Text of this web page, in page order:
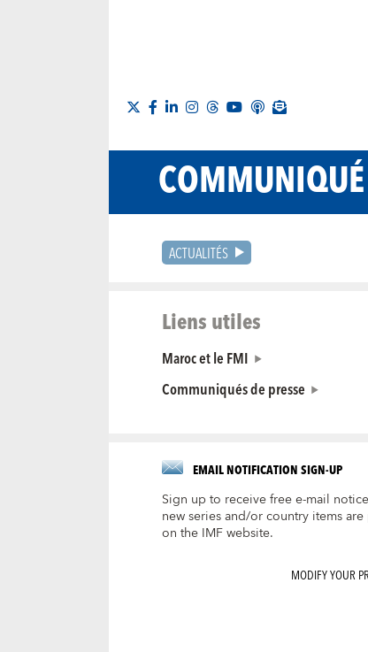
COMMUNIQUÉ
ACTUALITÉS
Liens utiles
Maroc et le FMI
Communiqués de presse
EMAIL NOTIFICATION SIGN-UP
Sign up to receive free e-mail
new series and/or country items
on the IMF website.
MODIFY YOUR